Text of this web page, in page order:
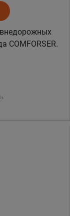
COMFORSER.